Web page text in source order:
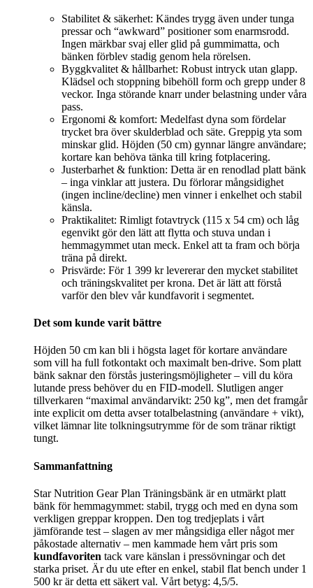
Stabilitet & säkerhet: Kändes trygg även under tunga
pressar och “awkward” positioner som enarmsrodd.
Ingen märkbar svaj eller glid på gummimatta, och
bänken förblev stadig genom hela rörelsen.
Byggkvalitet & hållbarhet: Robust intryck utan glapp.
Klädsel och stoppning bibehöll form och grepp under 8
veckor. Inga störande knarr under belastning under våra
pass.
Ergonomi & komfort: Medelfast dyna som fördelar
trycket bra över skulderblad och säte. Greppig yta som
minskar glid. Höjden (50 cm) gynnar längre användare;
kortare kan behöva tänka till kring fotplacering.
Justerbarhet & funktion: Detta är en renodlad platt bänk
– inga vinklar att justera. Du förlorar mångsidighet
(ingen incline/decline) men vinner i enkelhet och stabil
känsla.
Praktikalitet: Rimligt fotavtryck (115 x 54 cm) och låg
egenvikt gör den lätt att flytta och stuva undan i
hemmagymmet utan meck. Enkel att ta fram och börja
träna på direkt.
Prisvärde: För 1 399 kr levererar den mycket stabilitet
och träningskvalitet per krona. Det är lätt att förstå
varför den blev vår kundfavorit i segmentet.
Det som kunde varit bättre
Höjden 50 cm kan bli i högsta laget för kortare användare
som vill ha full fotkontakt och maximalt ben‑drive. Som platt
bänk saknar den förstås justeringsmöjligheter – vill du köra
lutande press behöver du en FID‑modell. Slutligen anger
tillverkaren “maximal användarvikt: 250 kg”, men det framgår
inte explicit om detta avser totalbelastning (användare + vikt),
vilket lämnar lite tolkningsutrymme för de som tränar riktigt
tungt.
Sammanfattning
Star Nutrition Gear Plan Träningsbänk är en utmärkt platt
bänk för hemmagymmet: stabil, trygg och med en dyna som
verkligen greppar kroppen. Den tog tredjeplats i vårt
jämförande test – slagen av mer mångsidiga eller något mer
påkostade alternativ – men kammade hem vårt pris som
kundfavoriten tack vare känslan i pressövningar och det
starka priset. Är du ute efter en enkel, stabil flat bench under 1
500 kr är detta ett säkert val. Vårt betyg: 4,5/5.